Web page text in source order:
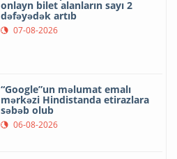
onlayn bilet alanların sayı 2
dəfəyədək artıb
07-08-2026
“Google”un məlumat emalı
mərkəzi Hindistanda etirazlara
səbəb olub
06-08-2026